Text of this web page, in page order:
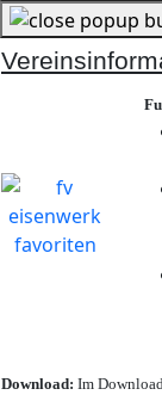
Download: Im